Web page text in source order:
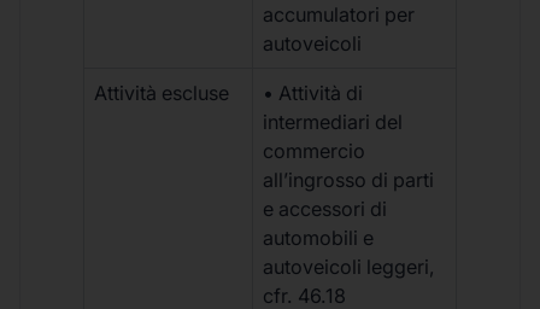
accumulatori per
autoveicoli
Attività escluse
• Attività di
intermediari del
commercio
all’ingrosso di parti
e accessori di
automobili e
autoveicoli leggeri,
cfr. 46.18